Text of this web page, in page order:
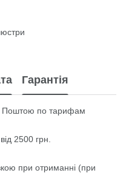
Гарантія
Поштою по тарифам
2500 грн.
при отриманні (при